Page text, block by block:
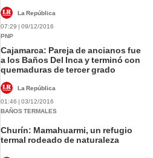
La República
07:29 | 09/12/2016
PNP
Cajamarca: Pareja de ancianos fue
a los Baños Del Inca y terminó con
quemaduras de tercer grado
La República
01:46 | 03/12/2016
BAÑOS TERMALES
Churín: Mamahuarmi, un refugio
termal rodeado de naturaleza